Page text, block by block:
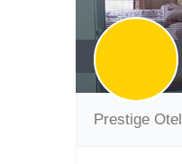
Prestige Otel